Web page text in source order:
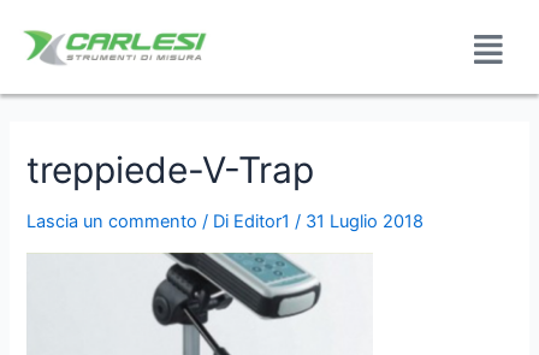
treppiede-V-Trap
Lascia un commento / Di Editor1 / 31 Luglio 2018